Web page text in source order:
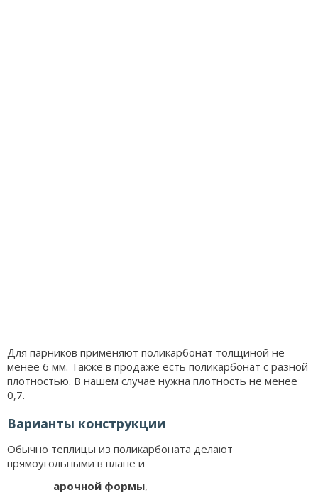
Для парников применяют поликарбонат толщиной не
менее 6 мм. Также в продаже есть поликарбонат с разной
плотностью. В нашем случае нужна плотность не менее
0,7.
Варианты конструкции
Обычно теплицы из поликарбоната делают
прямоугольными в плане и
арочной формы,